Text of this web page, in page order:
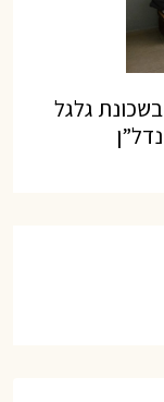
השרון, 5 חדרים בשכונת גלגל